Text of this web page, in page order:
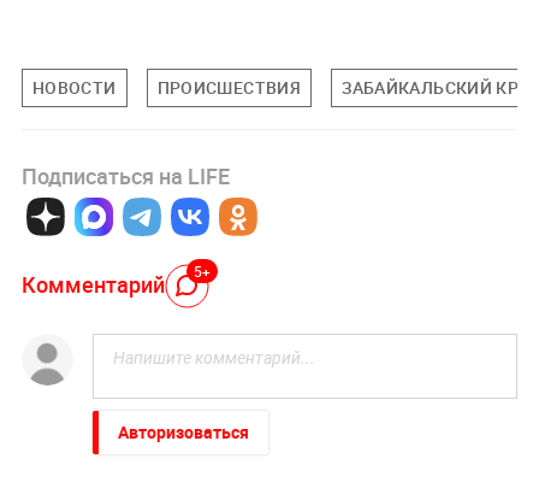
НОВОСТИ ПРОИСШЕСТВИЯ ЗАБАЙКАЛЬСКИЙ
Подписаться на LIFE
Комментарий 5+
Авторизоваться